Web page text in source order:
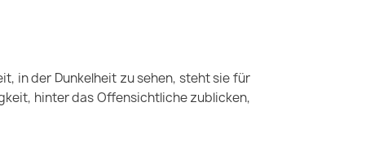
in der Dunkelheit zu sehen, steht sie für
hinter das Offensichtliche zublicken,